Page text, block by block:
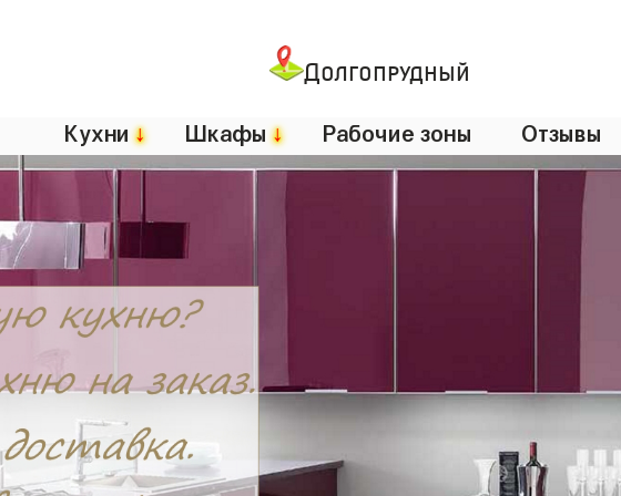
Долгопрудный
Кухни↓ Шкафы↓ Рабочие зоны Отзывы